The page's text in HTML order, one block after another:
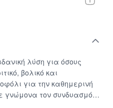
λύση για όσους
βολικό και
για την καθημερινή
γνώμονα τον συνδυασμό